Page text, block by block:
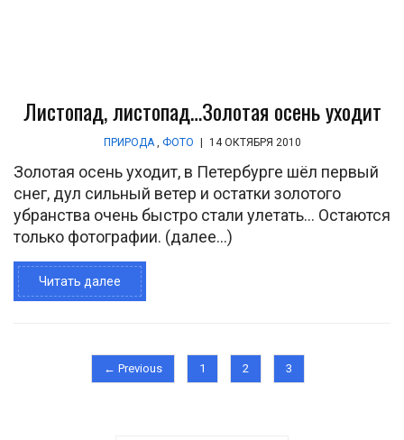
Листопад, листопад…Золотая осень уходит
ПРИРОДА, ФОТО 14 ОКТЯБРЯ 2010
Золотая осень уходит, в Петербурге шёл первый
снег, дул сильный ветер и остатки золотого
убранства очень быстро стали улетать... Остаются
только фотографии. (далее…)
Читать далее
← Previous 1 2 3